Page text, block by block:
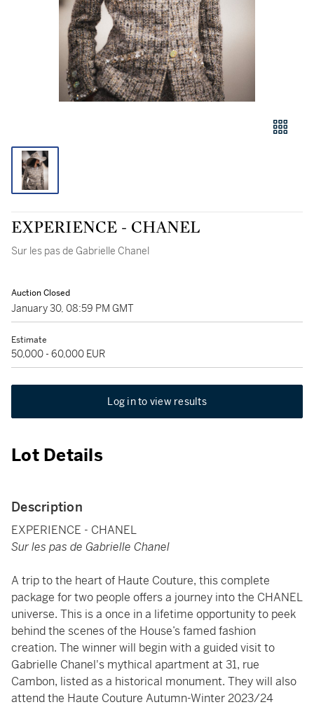
EXPERIENCE - CHANEL
Sur les pas de Gabrielle Chanel
Auction Closed
January 30, 08:59 PM GMT
Estimate
50,000 - 60,000 EUR
Log in to view results
Lot Details
Description
EXPERIENCE - CHANEL
Sur les pas de Gabrielle Chanel
A trip to the heart of Haute Couture, this complete
package for two people offers a journey into the CHANEL
universe. This is a once in a lifetime opportunity to peek
behind the scenes of the House’s famed fashion
creation. The winner will begin with a guided visit to
Gabrielle Chanel's mythical apartment at 31, rue
Cambon, listed as a historical monument. They will also
attend the Haute Couture Autumn-Winter 2023/24